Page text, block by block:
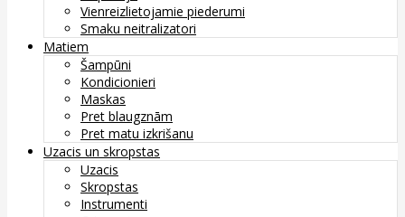
Vienreizlietojamie piederumi
Smaku neitralizatori
Matiem
Šampūni
Kondicionieri
Maskas
Pret blaugznām
Pret matu izkrišanu
Uzacis un skropstas
Uzacis
Skropstas
Instrumenti